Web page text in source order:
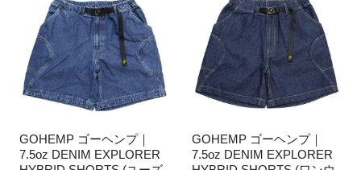
GOHEMP ゴーヘンプ｜
7.5oz DENIM EXPLORER
GOHEMP ゴーヘンプ｜
7.5oz DENIM EXPLORER